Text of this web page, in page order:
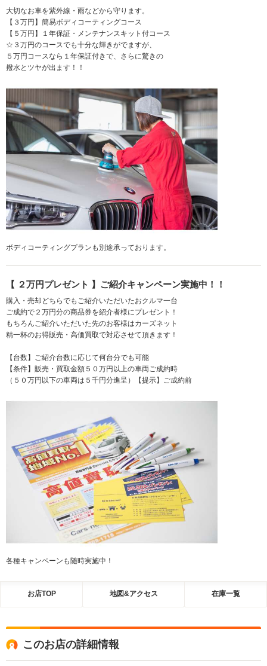
大切なお車を紫外線・雨などから守ります。
【３万円】簡易ボディコーティングコース
【５万円】１年保証・メンテナンスキット付コース
☆３万円のコースでも十分な輝きがでますが、
５万円コースなら１年保証付きで、さらに驚きの
撥水とツヤが出ます！！
ボディコーティングプランも別途承っております。
【 ２万円プレゼント 】ご紹介キャンペーン実施中！！
購入・売却どちらでもご紹介いただいたおクルマ一台
ご成約で２万円分の商品券を紹介者様にプレゼント！
もちろんご紹介いただいた先のお客様はカーズネット
精一杯のお得販売・高価買取で対応させて頂きます！
【台数】ご紹介台数に応じて何台分でも可能
【条件】販売・買取金額５０万円以上の車両ご成約時
（５０万円以下の車両は５千円分進呈）【提示】ご成約前
各種キャンペーンも随時実施中！
お店TOP 地図&アクセス 在庫一覧
このお店の詳細情報